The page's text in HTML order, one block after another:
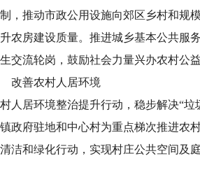
，推动市政公用设施向郊区乡村和规
农房建设质量。推进城乡基本公共服
交流轮岗，鼓励社会力量兴办农村公
改善农村人居环境
人居环境整治提升行动，稳步解决“垃
政府驻地和中心村为重点梯次推进农
洁和绿化行动，实现村庄公共空间及